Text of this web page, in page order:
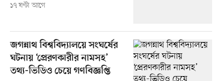
১৭ ঘণ্টা আগে
জগন্নাথ বিশ্ববিদ্যালয়ে সংঘর্ষের
ঘটনায় ‘প্রেরণকারীর নামসহ’
তথ্য-ভিডিও চেয়ে গণবিজ্ঞপ্তি